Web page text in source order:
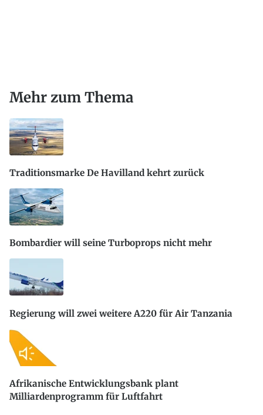
Mehr zum Thema
Traditionsmarke De Havilland kehrt zurück
Bombardier will seine Turboprops nicht mehr
Regierung will zwei weitere A220 für Air Tanzania
Afrikanische Entwicklungsbank plant
Milliardenprogramm für Luftfahrt